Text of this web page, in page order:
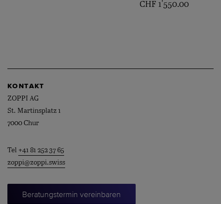
CHF 1'550.00
KONTAKT
ZOPPI AG
St. Martinsplatz 1
7000 Chur
Tel +41 81 252 37 65
zoppi@zoppi.swiss
Beratungstermin vereinbaren